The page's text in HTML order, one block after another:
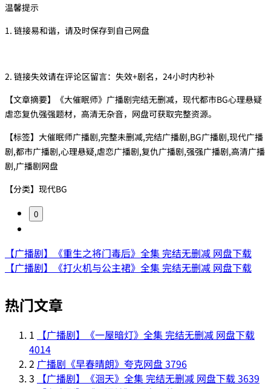
温馨提示
1. 链接易和谐，请及时保存到自己网盘
2. 链接失效请在评论区留言：失效+剧名，24小时内秒补
【文章摘要】《大催眠师》广播剧完结无删减，现代都市BG心理悬疑
虐恋复仇强强题材，高清无杂音，网盘可获取完整资源。
【标签】大催眠师广播剧,完整未删减,完结广播剧,BG广播剧,现代广播
剧,都市广播剧,心理悬疑,虐恋广播剧,复仇广播剧,强强广播剧,高清广播
剧,广播剧网盘
【分类】现代BG
0
【广播剧】《重生之将门毒后》全集 完结无删减 网盘下载
【广播剧】《打火机与公主裙》全集 完结无删减 网盘下载
热门文章
1
【广播剧】《一屋暗灯》全集 完结无删减 网盘下载
4014
2 广播剧《早春晴朗》夸克网盘3796
3
【广播剧】《洄天》全集 完结无删减 网盘下载3639